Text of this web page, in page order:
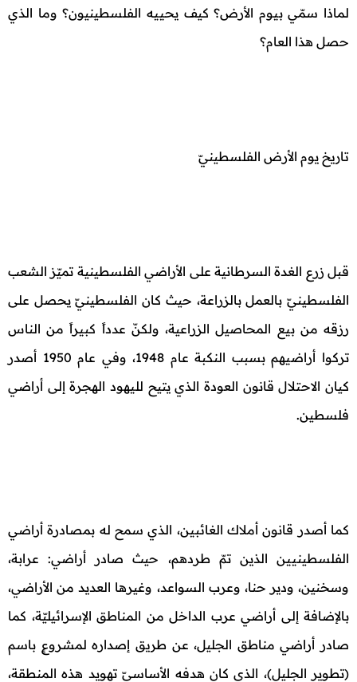
لماذا سمّي بيوم الأرض؟ كيف يحييه الفلسطينيون؟ وما الذي
حصل هذا العام؟
تاريخ يوم الأرض الفلسطينيّ
قبل زرع الغدة السرطانية على الأراضي الفلسطينية تميّز الشعب
الفلسطينيّ بالعمل بالزراعة، حيث كان الفلسطينيّ يحصل على
رزقه من بيع المحاصيل الزراعية، ولكنّ عدداً كبيراً من الناس
تركوا أراضيهم بسبب النكبة عام 1948، وفي عام 1950 أصدر
كيان الاحتلال قانون العودة الذي يتيح لليهود الهجرة إلى أراضي
فلسطين.
كما أصدر قانون أملاك الغائبين، الذي سمح له بمصادرة أراضي
الفلسطينيين الذين تمّ طردهم، حيث صادر أراضي: عرابة،
وسخنين، ودير حنا، وعرب السواعد، وغيرها العديد من الأراضي،
بالإضافة إلى أراضي عرب الداخل من المناطق الإسرائيليّة، كما
صادر أراضي مناطق الجليل، عن طريق إصداره لمشروعٍ باسم
(تطوير الجليل)، الذي كان هدفه الأساسيّ تهويد هذه المنطقة،